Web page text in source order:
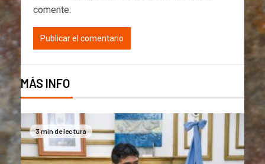
comente.
MÁS INFO
3 min de lectura